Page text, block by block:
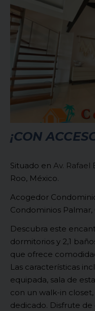
¡CON
Situado en Av. Rafael
Roo, México.
Acogedor
Condominios Palmar,
Descubra este
dormitorios y 2,1
que ofrece
Las características
equipada, sala de
con un walk-in
dedicado. Disfrute